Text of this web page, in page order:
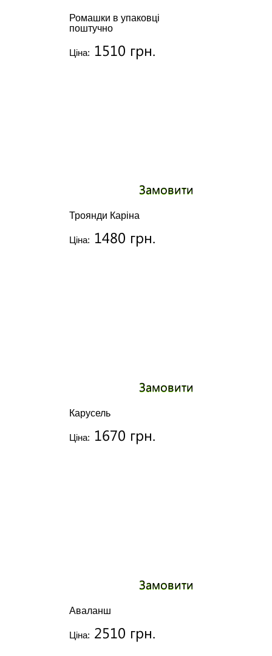
Ромашки в упаковці
поштучно
Ціна: 1510 грн.
Троянди Каріна
Ціна: 1480 грн.
Замовити
Карусель
Ціна: 1670 грн.
Замовити
Аваланш
Ціна: 2510 грн.
Замовити